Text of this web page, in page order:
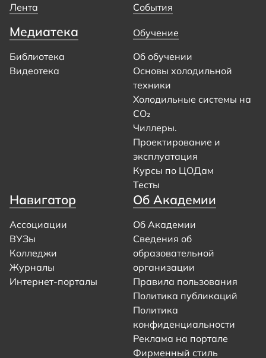
Лента События
Медиатека
Библиотека
Видеотека
Обучение
Об обучении
Основы холодильной
техники
Холодильные системы на
CO₂
Чиллеры.
Проектирование и
эксплуатация
Курсы по ЦОДам
Тесты
Навигатор
Ассоциации
ВУЗы
Колледжи
Журналы
Интернет-порталы
Об Академии
Об Академии
Сведения об
образовательной
организации
Правила пользования
Политика публикаций
Политика
конфиденциальности
Реклама на портале
Фирменный стиль